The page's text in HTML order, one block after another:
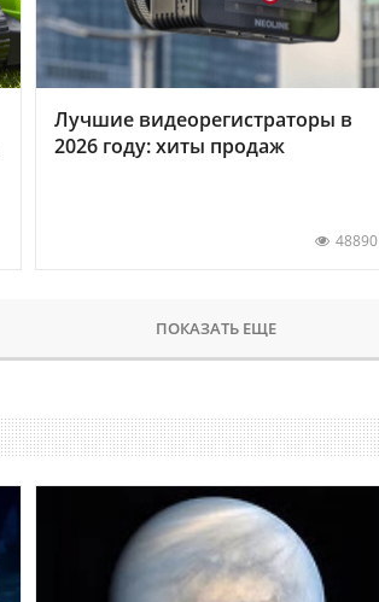
Лучшие видеорегистраторы в
2026 году: хиты продаж
48890
ПОКАЗАТЬ ЕЩЕ